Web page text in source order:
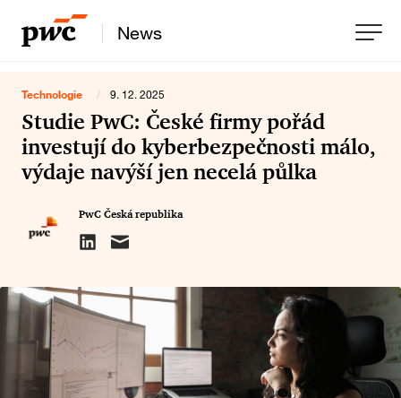
News
Technologie / 9. 12. 2025
Studie PwC: České firmy pořád
investují do kyberbezpečnosti málo,
výdaje navýší jen necelá půlka
PwC Česká republika